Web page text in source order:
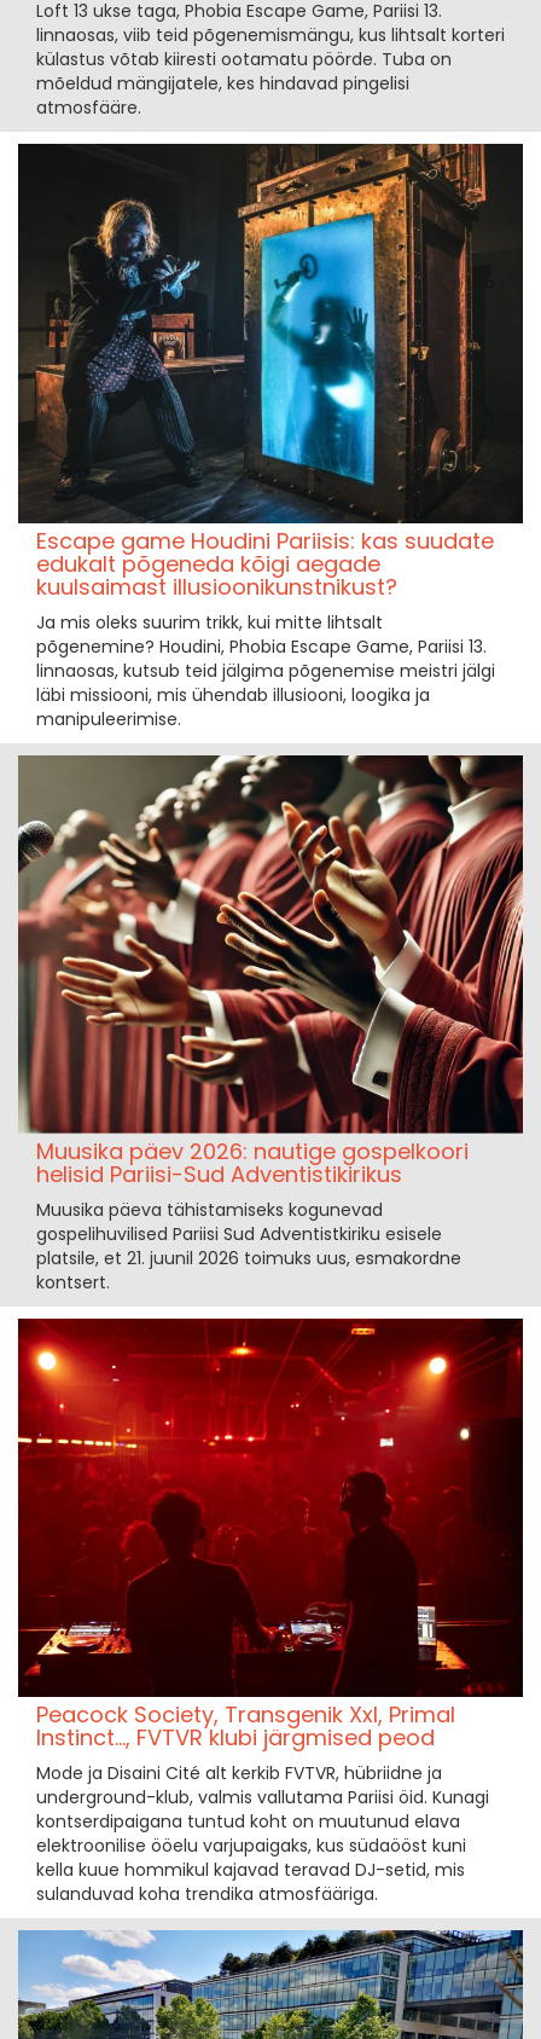
Loft 13 ukse taga, Phobia Escape Game, Pariisi 13.
linnaosas, viib teid põgenemismängu, kus lihtsalt korteri
külastus võtab kiiresti ootamatu pöörde. Tuba on
mõeldud mängijatele, kes hindavad pingelisi
atmosfääre.
Escape game Houdini Pariisis: kas suudate
edukalt põgeneda kõigi aegade
kuulsaimast illusioonikunstnikust?
Ja mis oleks suurim trikk, kui mitte lihtsalt
põgenemine? Houdini, Phobia Escape Game, Pariisi 13.
linnaosas, kutsub teid jälgima põgenemise meistri jälgi
läbi missiooni, mis ühendab illusiooni, loogika ja
manipuleerimise.
Muusika päev 2026: nautige gospelkoori
helisid Pariisi-Sud Adventistikirikus
Muusika päeva tähistamiseks kogunevad
gospelihuvilised Pariisi Sud Adventistkiriku esisele
platsile, et 21. juunil 2026 toimuks uus, esmakordne
kontsert.
Peacock Society, Transgenik Xxl, Primal
Instinct..., FVTVR klubi järgmised peod
Mode ja Disaini Cité alt kerkib FVTVR, hübriidne ja
underground-klub, valmis vallutama Pariisi öid. Kunagi
kontserdipaigana tuntud koht on muutunud elava
elektroonilise ööelu varjupaigaks, kus südaööst kuni
kella kuue hommikul kajavad teravad DJ-setid, mis
sulanduvad koha trendika atmosfääriga.